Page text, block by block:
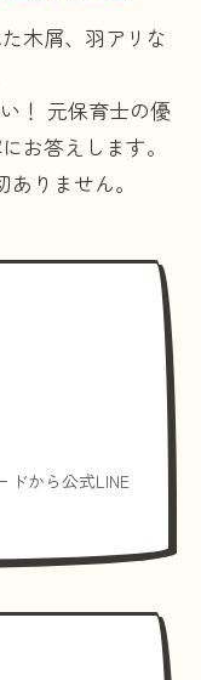
木屑、羽アリな
！ 元保育士の優
お答えします。
りません。
ドから公式LINE